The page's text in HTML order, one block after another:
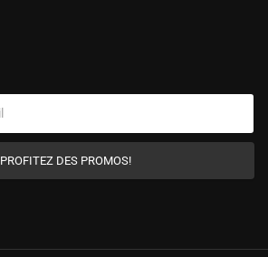
PROFITEZ DES PROMOS!